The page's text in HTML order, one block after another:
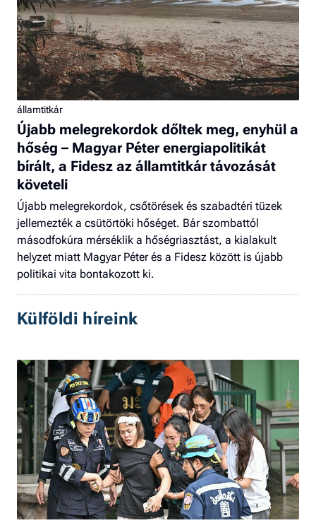
államtitkár
Újabb melegrekordok dőltek meg, enyhül a
hőség – Magyar Péter energiapolitikát
bírált, a Fidesz az államtitkár távozását
követeli
Újabb melegrekordok, csőtörések és szabadtéri tüzek
jellemezték a csütörtöki hőséget. Bár szombattól
másodfokúra mérséklik a hőségriasztást, a kialakult
helyzet miatt Magyar Péter és a Fidesz között is újabb
politikai vita bontakozott ki.
Külföldi híreink